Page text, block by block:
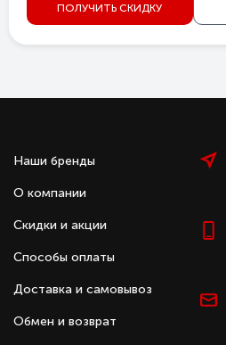
ПОЛУЧИТЬ СКИДКУ
Наши бренды
О компании
Скидки и акции
Способы оплаты
Доставка и самовывоз
Обмен и возврат